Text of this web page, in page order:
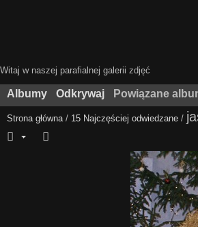
Witaj w naszej parafialnej galerii zdjęć
Albumy Odkrywaj Powiązane
Strona główna / 15 Najczęściej odwiedzane /